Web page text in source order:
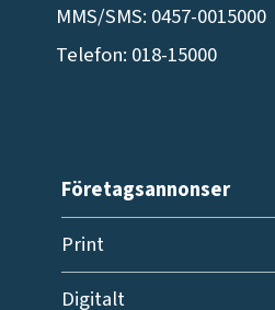
MMS/SMS: 0457-0015000
Telefon: 018-15000
Företagsannonser
Print
Digitalt